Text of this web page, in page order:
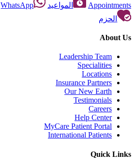
Appointments
المواعيد WhatsApp
الحزم
About Us
Leadership Team
Specialities
Locations
Insurance Partners
Our New Earth
Testimonials
Careers
Help Center
MyCare Patient Portal
International Patients
Quick Links